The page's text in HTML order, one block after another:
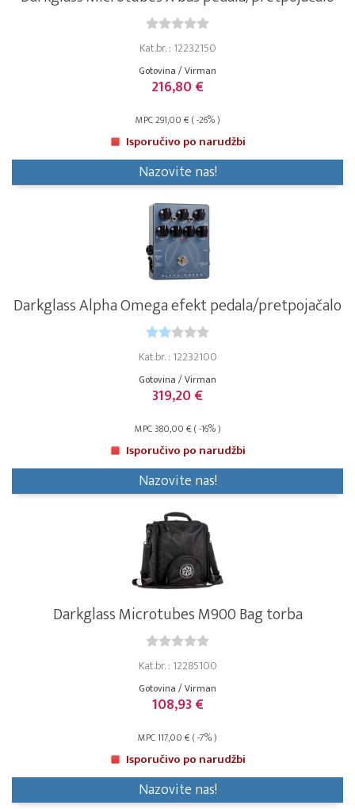
Kat.br. : 12232150
Gotovina / Virman
216,80 €
MPC 291,00 € ( -26% )
Isporučivo po narudžbi
Nazovite nas!
Darkglass Alpha Omega efekt pedala/pretpojačalo
Kat.br. : 12232100
Gotovina / Virman
319,20 €
MPC 380,00 € ( -16% )
Isporučivo po narudžbi
Nazovite nas!
Darkglass Microtubes M900 Bag torba
Kat.br. : 12285100
Gotovina / Virman
108,93 €
MPC 117,00 € ( -7% )
Isporučivo po narudžbi
Nazovite nas!